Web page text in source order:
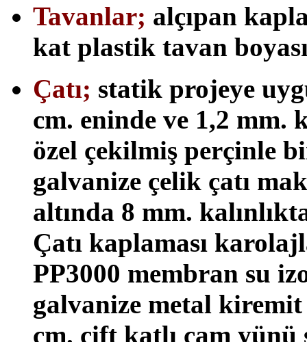
Tavanlar; alçıpan
kat plastik tavan
Çatı; statik projeye
cm. eninde ve 1,2 mm.
özel çekilmiş perçinle
galvanize çelik çatı
altında 8 mm.
Çatı kaplaması
PP3000 membran su
galvanize metal
cm. çift katlı cam yünü